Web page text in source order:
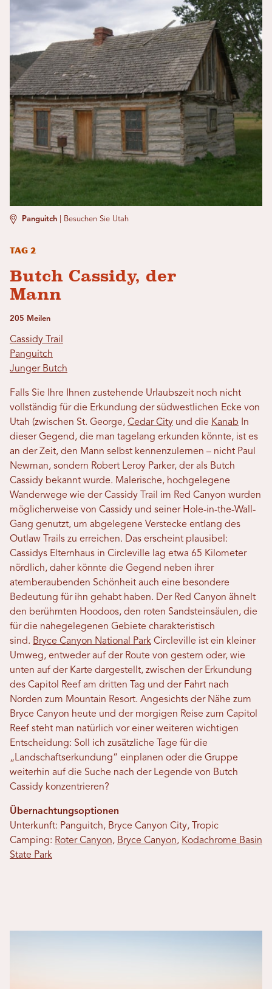
Panguitch Besuchen Sie Utah
Tag 2
Butch Cassidy, der
Mann
205 Meilen
Cassidy Trail
Panguitch
Junger Butch
Falls Sie Ihre Ihnen zustehende Urlaubszeit noch nicht
vollständig für die Erkundung der südwestlichen Ecke von
Utah (zwischen St. George, Cedar City und die Kanab In
dieser Gegend, die man tagelang erkunden könnte, ist es
an der Zeit, den Mann selbst kennenzulernen – nicht Paul
Newman, sondern Robert Leroy Parker, der als Butch
Cassidy bekannt wurde. Malerische, hochgelegene
Wanderwege wie der Cassidy Trail im Red Canyon wurden
möglicherweise von Cassidy und seiner Hole-in-the-Wall-
Gang genutzt, um abgelegene Verstecke entlang des
Outlaw Trails zu erreichen. Das erscheint plausibel:
Cassidys Elternhaus in Circleville lag etwa 65 Kilometer
nördlich, daher könnte die Gegend neben ihrer
atemberaubenden Schönheit auch eine besondere
Bedeutung für ihn gehabt haben. Der Red Canyon ähnelt
den berühmten Hoodoos, den roten Sandsteinsäulen, die
für die nahegelegenen Gebiete charakteristisch
sind. Bryce Canyon National Park Circleville ist ein kleiner
Umweg, entweder auf der Route von gestern oder, wie
unten auf der Karte dargestellt, zwischen der Erkundung
des Capitol Reef am dritten Tag und der Fahrt nach
Norden zum Mountain Resort. Angesichts der Nähe zum
Bryce Canyon heute und der morgigen Reise zum Capitol
Reef steht man natürlich vor einer weiteren wichtigen
Entscheidung: Soll ich zusätzliche Tage für die
„Landschaftserkundung“ einplanen oder die Gruppe
weiterhin auf die Suche nach der Legende von Butch
Cassidy konzentrieren?
Übernachtungsoptionen
Unterkunft: Panguitch, Bryce Canyon City, Tropic
Camping: Roter Canyon, Bryce Canyon, Kodachrome Basin
State Park